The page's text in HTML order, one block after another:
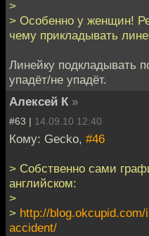
>
> Особенно у женщин!
чему прикладывать
Линейку подкладывать
упадёт/не упадёт.
Алексей К »
#63 | 14.09.10 12:40
Кому: Gecko, #46
> Собственно сами
английском:
>
> http://
accident/